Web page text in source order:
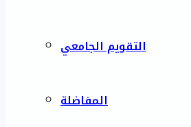
التقويم الجامعي
المفاضلة